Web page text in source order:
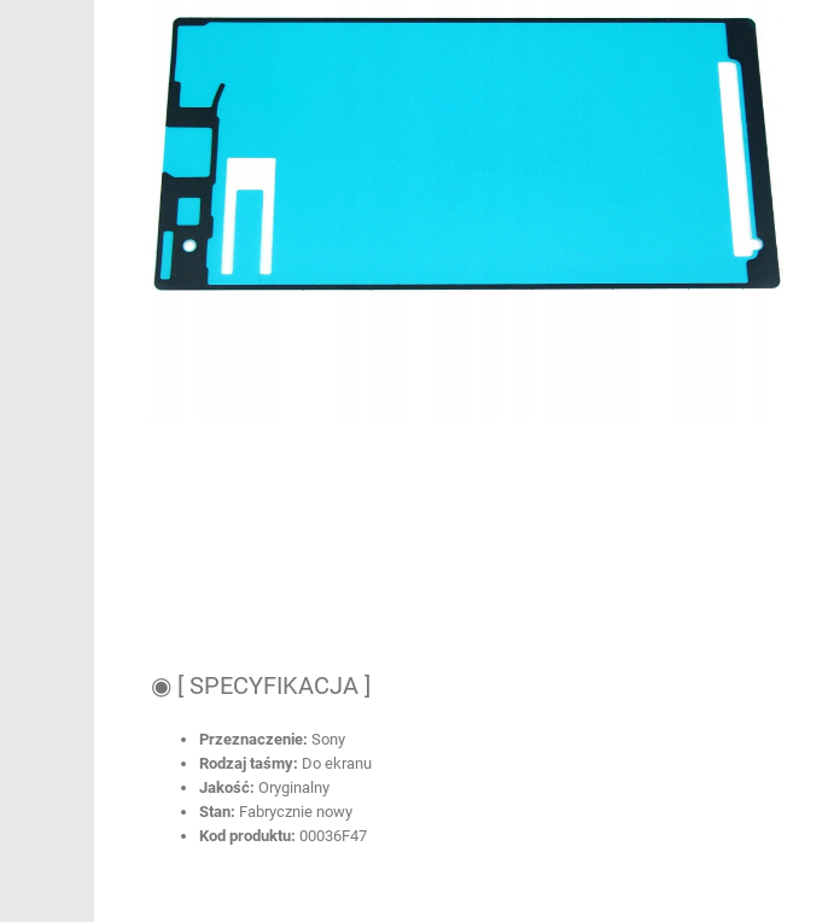
◉ [ SPECYFIKACJA ]
Przeznaczenie: Sony
Rodzaj taśmy: Do ekranu
Jakość: Oryginalny
Stan: Fabrycznie nowy
Kod produktu: 00036F47